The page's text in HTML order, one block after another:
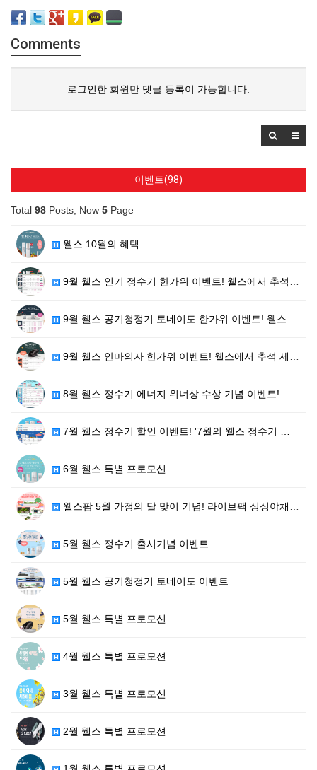
Comments
로그인한 회원만 댓글 등록이 가능합니다.
이벤트(98)
Total 98 Posts, Now 5 Page
웰스 10월의 혜택
9월 웰스 인기 정수기 한가위 이벤트! 웰스에서 추석 …
9월 웰스 공기청정기 토네이도 한가위 이벤트! 웰스에서…
9월 웰스 안마의자 한가위 이벤트! 웰스에서 추석 세일…
8월 웰스 정수기 에너지 위너상 수상 기념 이벤트!
7월 웰스 정수기 할인 이벤트! '7월의 웰스 정수기 …
6월 웰스 특별 프로모션
웰스팜 5월 가정의 달 맞이 기념! 라이브팩 싱싱야채+…
5월 웰스 정수기 출시기념 이벤트
5월 웰스 공기청정기 토네이도 이벤트
5월 웰스 특별 프로모션
4월 웰스 특별 프로모션
3월 웰스 특별 프로모션
2월 웰스 특별 프로모션